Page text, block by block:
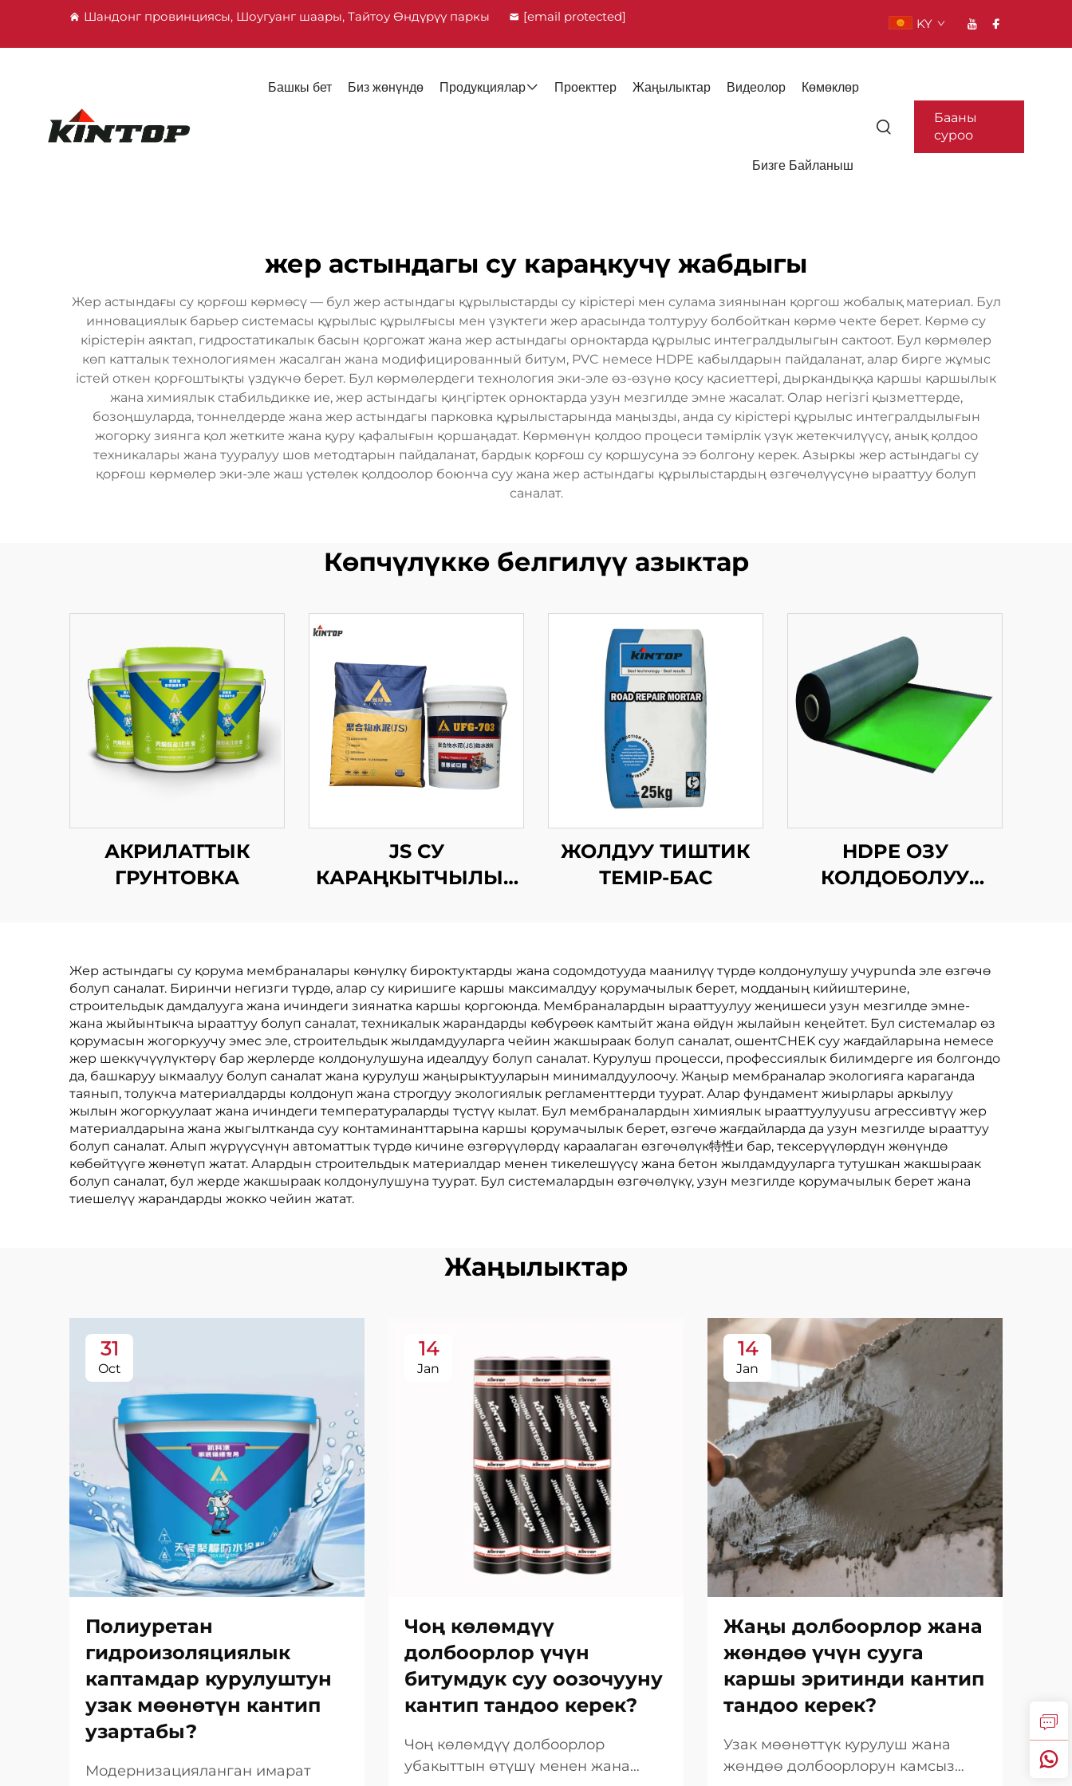
Шандонг провинциясы, Шоугуанг шаары, Тайтоу Өндүрүү паркы [email protected] KY
Башкы бет Биз жөнүндө Продукциялар Проекттер Жаңылыктар Видеолор Көмөклөр
Бизге Байланыш
Бааны
суроо
жер астындагы су караңкучү жабдыгы
Жер астындағы су қорғош көрмөсү — бул жер астындагы құрылыстарды су кірістері мен сулама зиянынан қоргош жобалық материал. Бул
инновациялык барьер системасы құрылыс құрылғысы мен үзүктеги жер арасында толтуруу болбойткан көрмө чекте берет. Көрмө су
кірістерін аяктап, гидростатикалык басын қоргожат жана жер астындагы орноктарда құрылыс интегралдылыгын сактоот. Бул көрмөлер
көп катталык технологиямен жасалган жана модифицированный битум, PVC немесе HDPE кабылдарын пайдаланат, алар бирге жұмыс
істей откен қорғоштықты үздүкчө берет. Бул көрмөлердеги технология эки-эле өз-өзүнө қосу қасиеттері, дыркандыққа қаршы қаршылык
жана химиялык стабильдикке ие, жер астындагы қиңгіртек орноктарда узун мезгилде эмне жасалат. Олар негізгі қызметтерде,
бозоңшуларда, тоннелдерде жана жер астындагы парковка құрылыстарында маңызды, анда су кірістері құрылыс интегралдылығын
жогорку зиянга қол жетките жана қуру қафалығын қоршаңадат. Көрмөнүн қолдоо процеси тәмірлік үзүк жетекчилүүсү, анық қолдоо
техникалары жана тууралуу шов методтарын пайдаланат, бардык қорғош су қоршусуна ээ болгону керек. Азыркы жер астындагы су
қорғош көрмөлер эки-эле жаш үстөлөк қолдоолор боюнча суу жана жер астындагы құрылыстардың өзгөчөлүүсүнө ырааттуу болуп
саналат.
Көпчүлүккө белгилүү азыктар
АКРИЛАТТЫК
ГРУНТОВКА
JS СУ
КАРАҢКЫТЧЫЛЫК
ЖОЛДУУ ТИШТИК
ТЕМІР-БАС
HDPE ОЗУ
КОЛДОБОЛУУ
МЕМБРАНАСЫ
Жер астындагы су қорума мембраналары көнүлкү бироктуктарды жана содомдотууда маанилүү түрдө колдонулушу учурunda эле өзгөчө
болуп саналат. Биринчи негизги түрдө, алар су киришиге каршы максималдуу қорумачылык берет, модданың кийиштерине,
строительдык дамдалууга жана ичиндеги зиянатка каршы қоргоюнда. Мембраналардын ырааттуулуу жеңишеси узун мезгилде эмне-
жана жыйынтыкча ырааттуу болуп саналат, техникалык жарандарды көбүрөөк камтыйт жана өйдүн жылайын кеңейтет. Бул системалар өз
қорумасын жогоркуучу эмес эле, строительдык жылдамдууларга чейин жакшыраак болуп саналат, ошентCHEK суу жағдайларына немесе
жер шеккүчүүлүктөрү бар жерлерде колдонулушуна идеалдуу болуп саналат. Курулуш процесси, профессиялык билимдерге ия болгондо
да, башкаруу ыкмаалуу болуп саналат жана курулуш жаңырыктууларын минималдуулоочу. Жаңыр мембраналар экологияга караганда
таянып, толукча материалдарды колдонуп жана строгдуу экологиялык регламенттерди туурат. Алар фундамент жиырлары аркылуу
жылын жогоркуулаат жана ичиндеги температураларды түстүү кылат. Бул мембраналардын химиялык ырааттуулууusu агрессивтүү жер
материалдарына жана жыгылтканда суу контаминанттарына каршы қорумачылык берет, өзгөчө жағдайларда да узун мезгилде ырааттуу
болуп саналат. Алып жүрүүсүнүн автоматтык түрдө кичине өзгөрүүлөрдү караалаган өзгөчөлүк特性и бар, тексерүүлөрдүн жөнүндө
көбөйтүүгө жөнөтүп жатат. Алардын строительдык материалдар менен тикелешүүсү жана бетон жылдамдууларга тутушкан жакшыраак
болуп саналат, бул жерде жакшыраак колдонулушуна туурат. Бул системалардын өзгөчөлүкү, узун мезгилде қорумачылык берет жана
тиешелүү жарандарды жокко чейин жатат.
Жаңылыктар
31
Oct
Полиуретан
гидроизоляциялык
каптамдар курулуштун
узак мөөнөтүн кантип
узартабы?
Модернизацияланган имарат
14
Jan
Чоң көлөмдүү
долбоорлор үчүн
битумдук суу оозочууну
кантип тандоо керек?
Чоң көлөмдүү долбоорлор
убакыттын өтүшү менен жана
14
Jan
Жаңы долбоорлор жана
жөндөө үчүн сууга
каршы эритинди кантип
тандоо керек?
Узак мөөнөттүк курулуш жана
жөндөө долбоорлорун камсыз